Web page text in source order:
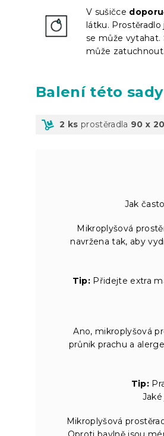
V sušičce
látku.
se může vytahat.
může
Balenítéto sady
2 ks prostěradla 90 x
Jak
Mikroplyšová
navržena tak, aby
Tip:Přidejte extra
Ano, mikroplyšová
průnik prachu a
Tip:
Mikroplyšová